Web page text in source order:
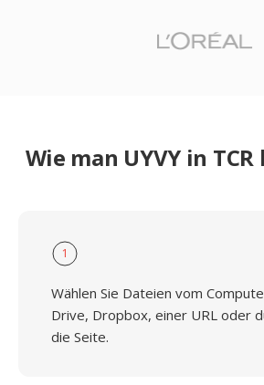
Wie man UYVY in
1
Wählen Sie Dateien vom
Drive, Dropbox, einer URL oder
die Seite.